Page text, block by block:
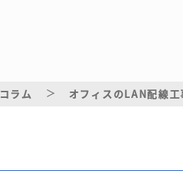
ラム オフィスのLAN配線